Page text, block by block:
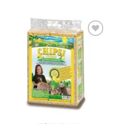
Ajouter
à la liste
souhaits